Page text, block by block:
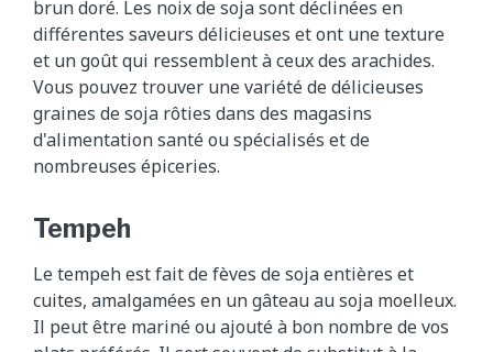
brun doré. Les noix de soja sont déclinées en
différentes saveurs délicieuses et ont une texture
et un goût qui ressemblent à ceux des arachides.
Vous pouvez trouver une variété de délicieuses
graines de soja rôties dans des magasins
d'alimentation santé ou spécialisés et de
nombreuses épiceries.
Tempeh
Le tempeh est fait de fèves de soja entières et
cuites, amalgamées en un gâteau au soja moelleux.
Il peut être mariné ou ajouté à bon nombre de vos